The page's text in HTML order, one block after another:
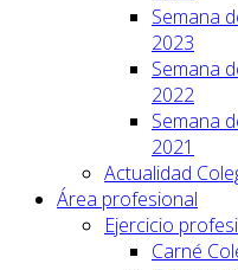
Semana
2023
Semana
2022
Semana
2021
Actualidad
Área profesional
Ejercicio
Carné